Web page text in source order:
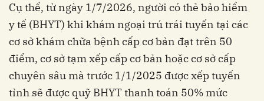
Cụ thể, từ ngày 1/7/2026, người có thẻ bảo hiểm
y tế (BHYT) khi khám ngoại trú trái tuyến tại các
cơ sở khám chữa bệnh cấp cơ bản đạt trên 50
điểm, cơ sở tạm xếp cấp cơ bản hoặc cơ sở cấp
chuyên sâu mà trước 1/1/2025 được xếp tuyến
tỉnh sẽ được quỹ BHYT thanh toán 50% mức